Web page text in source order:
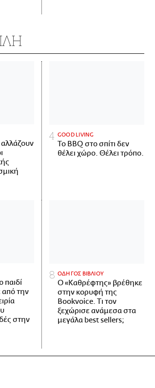
αλλάζουν
GOOD LIVING
Το BBQ στο σπίτι δεν
θέλει χώρο. Θέλει τρόπο.
παιδί
από την
στην
ΟΔΗΓΟΣ ΒΙΒΛΙΟΥ
Ο «Καθρέφτης» βρέθηκε
στην κορυφή της
Bookvoice. Τι τον
ξεχώρισε ανάμεσα στα
μεγάλα best sellers;